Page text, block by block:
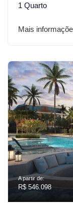
1 Quarto
Mais
A partir de:
R$ 546.098